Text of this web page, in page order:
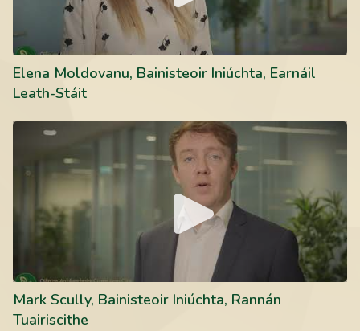
Elena Moldovanu, Bainisteoir Iniúchta, Earnáil
Leath-Stáit
Mark Scully, Bainisteoir Iniúchta, Rannán Tuairiscithe
Mark Scully, Bainisteoir Iniúchta, Rannán
Tuairiscithe